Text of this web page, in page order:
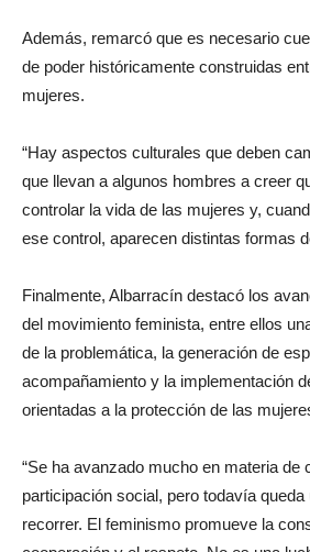
Además, remarcó que es necesario
de poder históricamente construidas
mujeres.
“Hay aspectos culturales que deben
que llevan a algunos hombres a creer
controlar la vida de las mujeres y,
ese control, aparecen distintas formas
Finalmente, Albarracín destacó los
del movimiento feminista, entre ellos
de la problemática, la generación de
acompañamiento y la implementación
orientadas a la protección de las
“Se ha avanzado mucho en materia de
participación social, pero todavía
recorrer. El feminismo promueve la